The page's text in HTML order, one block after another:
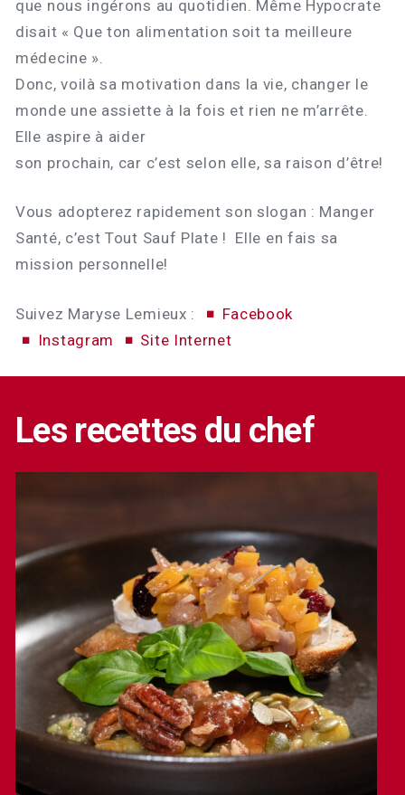
que nous ingérons au quotidien. Même Hypocrate
disait « Que ton alimentation soit ta meilleure
médecine ».
Donc, voilà sa motivation dans la vie, changer le
monde une assiette à la fois et rien ne m’arrête.
Elle aspire à aider
son prochain, car c’est selon elle, sa raison d’être!
Vous adopterez rapidement son slogan : Manger
Santé, c’est Tout Sauf Plate ! Elle en fais sa
mission personnelle!
Suivez Maryse Lemieux :
Facebook
Instagram
Site Internet
Les recettes du chef